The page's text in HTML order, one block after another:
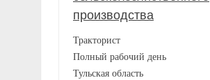
производства
Тракторист
Полный рабочий день
Тульская область